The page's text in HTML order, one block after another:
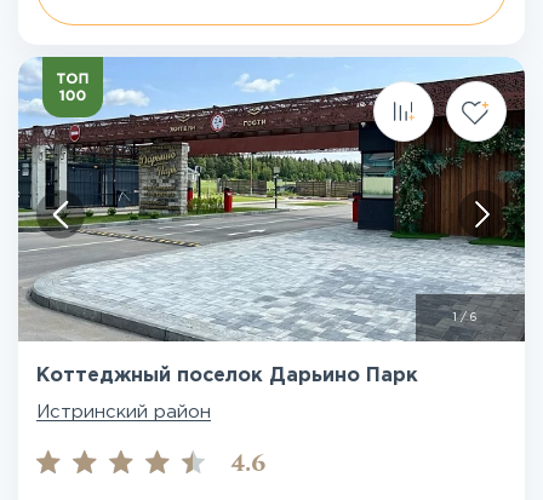
1/6
Коттеджный поселок Дарьино Парк
Истринский район
4.6